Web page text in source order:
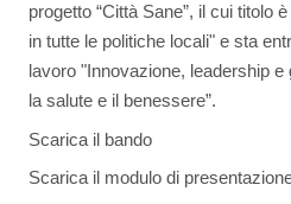
progetto “Città Sane”, il cui titolo
in tutte le politiche locali" e sta
lavoro "Innovazione, leadership
la salute e il benessere”.
Scarica il bando
Scarica il modulo di